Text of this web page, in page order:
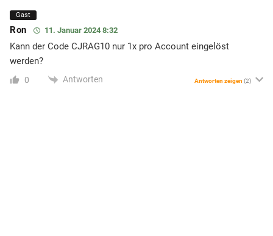
Gast
Ron 11. Januar 2024 8:32
Kann der Code CJRAG10 nur 1x pro Account eingelöst
werden?
0 Antworten Antworten zeigen (2)